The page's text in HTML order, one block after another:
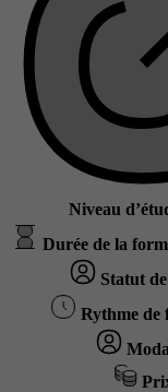
Niveau
Durée de la
Statut de
Rythme de